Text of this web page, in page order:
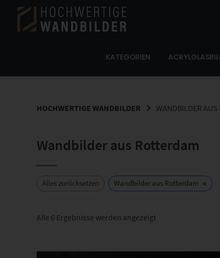
Springe
Inhalt
KATEGORIEN
HOCHWERTIGE WANDBILDER WANDBILDER AUS
Wandbilder aus Rotterdam
Alles zurücksetzen Wandbilder aus Rotterdam ×
Alle 6 Ergebnisse werden angezeigtNach
Dieses Produkt weist mehrere Varianten auf. Die Optionen können auf der Produktseite gewählt werden